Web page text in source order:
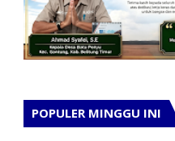
POPULER MINGGU INI